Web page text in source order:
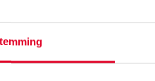
is 9 negen jaar.
heeft een slordig,